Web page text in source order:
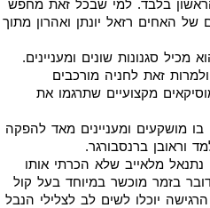
בלבד. למי שבכל זאת מחפש
האחים רזאל יונתן ואהרון מתוך
סגנונות שונים ומעניינים.
זאת לחניה מורכבים
מקצועיים שתרגמו את
בו מושקעים ומעניינים מאד להפקה
וראובן ברנסבורגר.
מלאייב שלא הכרתי אותו
בזמר מוכשר במיוחד בעל קול
יוכלו לשים לב לצלילי הנבל